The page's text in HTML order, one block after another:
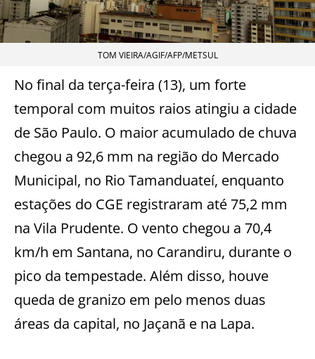
TOM VIEIRA/AGIF/AFP/METSUL
No final da terça-feira (13), um forte
temporal com muitos raios atingiu a cidade
de São Paulo. O maior acumulado de chuva
chegou a 92,6 mm na região do Mercado
Municipal, no Rio Tamanduateí, enquanto
estações do CGE registraram até 75,2 mm
na Vila Prudente. O vento chegou a 70,4
km/h em Santana, no Carandiru, durante o
pico da tempestade. Além disso, houve
queda de granizo em pelo menos duas
áreas da capital, no Jaçanã e na Lapa.